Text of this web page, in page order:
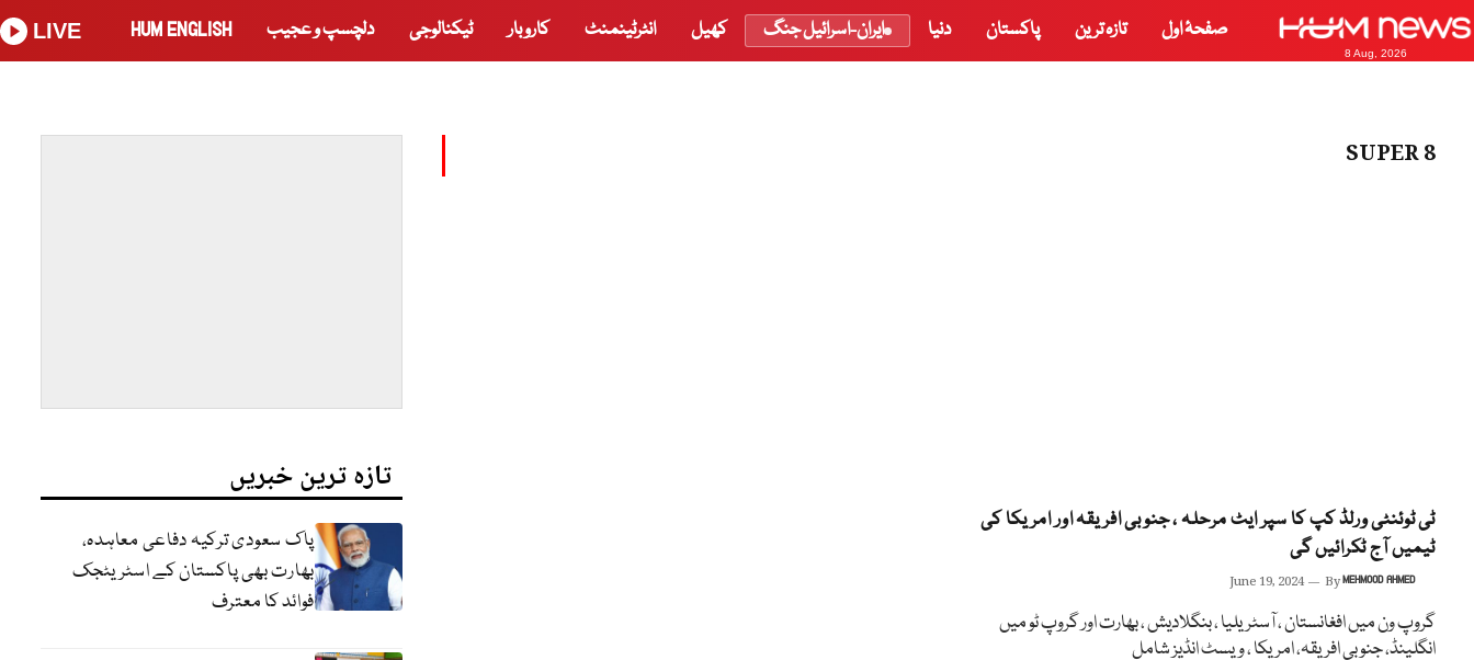
8 Aug, 2026
صفحۂ اول تازہ ترین پاکستان دنیا ایران-اسرائیل جنگ کھیل انٹرٹینمنٹ کاروبار ٹیکنالوجی دلچسپ و عجیب HUM ENGLISH
LIVE
SUPER 8
ٹی ٹوئنٹی ورلڈ کپ کا سپر ایٹ مرحلہ ، جنوبی افریقہ اور امریکا کی
ٹیمیں آج ٹکرائیں گی
June 19, 2024 ByMEHMOOD AHMED
گروپ ون میں افغانستان ، آسٹریلیا ، بنگلادیش ، بھارت اور گروپ ٹو میں
انگلینڈ، جنوبی افریقہ، امریکا ، ویسٹ انڈیز شامل
تازہ ترین خبریں
پاک سعودی ترکیہ دفاعی معاہدہ،
بھارت بھی پاکستان کے اسٹریٹجک
فوائد کا معترف